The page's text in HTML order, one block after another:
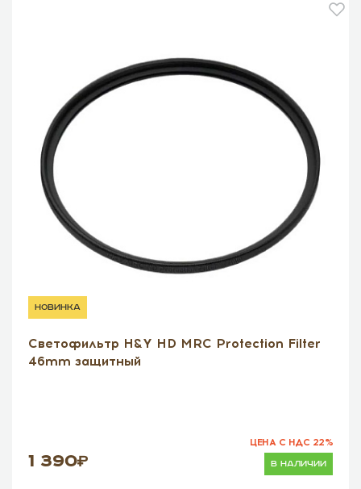
новинка
Светофильтр H&Y HD MRC Protection Filter
46mm защитный
1 390 в наличии
ЦЕНА С НДС 22%